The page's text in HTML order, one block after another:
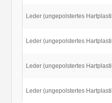
Leder (ungepolstertes
Leder (ungepolstertes
Leder (ungepolstertes
Leder (ungepolstertes